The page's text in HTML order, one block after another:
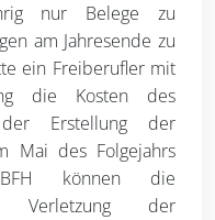
nur Belege zu
am Jahresende zu
ein Freiberufler mit
die Kosten des
Erstellung der
Mai des Folgejahrs
BFH können die
Verletzung der